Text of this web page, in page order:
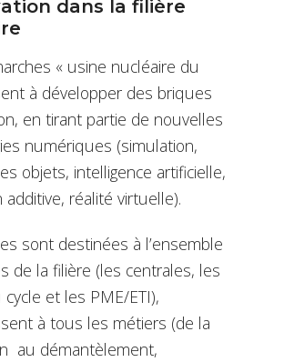
dans la filière
« usine nucléaire du
à développer des briques
en tirant partie de nouvelles
numériques (simulation,
objets, intelligence artificielle,
additive, réalité virtuelle).
sont destinées à l’ensemble
de la filière (les centrales, les
et les PME/ETI),
à tous les métiers (de la
au démantèlement,